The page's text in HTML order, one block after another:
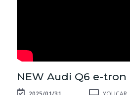
NEW Audi Q6 e-